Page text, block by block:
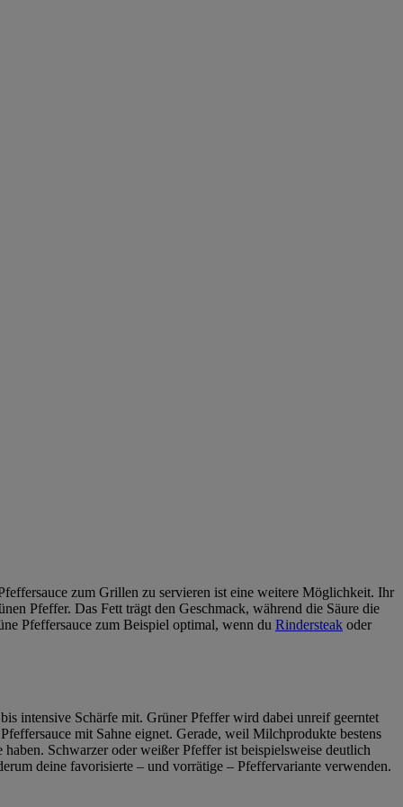
zum Grillen zu servieren ist eine weitere Möglichkeit. Ihr
Pfeffer. Das Fett trägt den Geschmack, während die Säure die
Pfeffersauce zum Beispiel optimal, wenn du Rindersteak oder
intensive Schärfe mit. Grüner Pfeffer wird dabei unreif geerntet
mit Sahne eignet. Gerade, weil Milchprodukte bestens
Schwarzer oder weißer Pfeffer ist beispielsweise deutlich
deine favorisierte – und vorrätige – Pfeffervariante verwenden.